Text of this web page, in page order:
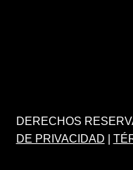
DERECHOS
DE PRIVACIDAD